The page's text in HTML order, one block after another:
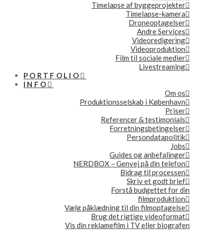
Timelapse af byggeprojekter
Timelapse-kamera
Droneoptagelser
Andre Services
Videoredigering
Videoproduktion
Film til sociale medier
Livestreaming
PORTFOLIO
INFO
Om os
Produktionsselskab i København
Priser
Referencer & testimonials
Forretningsbetingelser
Persondatapolitik
Jobs
Guides og anbefalinger
NERDBOX – Genvej på din telefon
Bidrag til processen
Skriv et godt brief
Forstå budgettet for din
filmproduktion
Vælg påklædning til din filmoptagelse
Brug det rigtige videoformat
Vis din reklamefilm i TV eller biografen